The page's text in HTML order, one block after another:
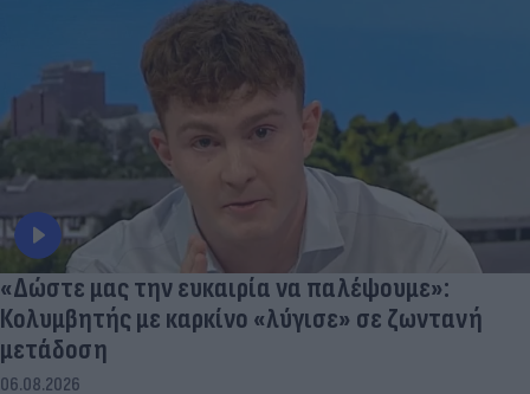
«Δώστε μας την ευκαιρία να παλέψουμε»:
Κολυμβητής με καρκίνο «λύγισε» σε ζωντανή
μετάδοση
06.08.2026